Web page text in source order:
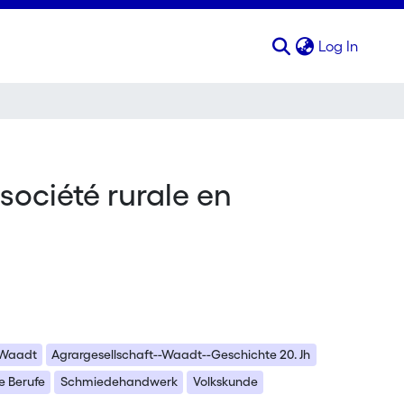
Log In
rurale en
Agrargesellschaft--Waadt--Geschichte 20. Jh
Berufe Schmiedehandwerk
Volkskunde